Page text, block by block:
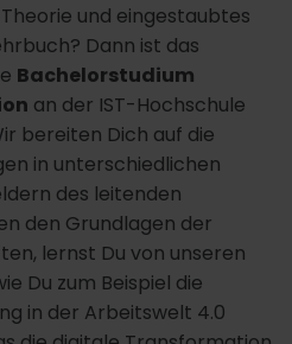
und eingestaubtes
Dann ist das
Bachelorstudium
an der IST-Hochschule
bereiten Dich auf die
in unterschiedlichen
des leitenden
den Grundlagen der
lernst Du von unseren
Du zum Beispiel die
in der Arbeitswelt 4.0